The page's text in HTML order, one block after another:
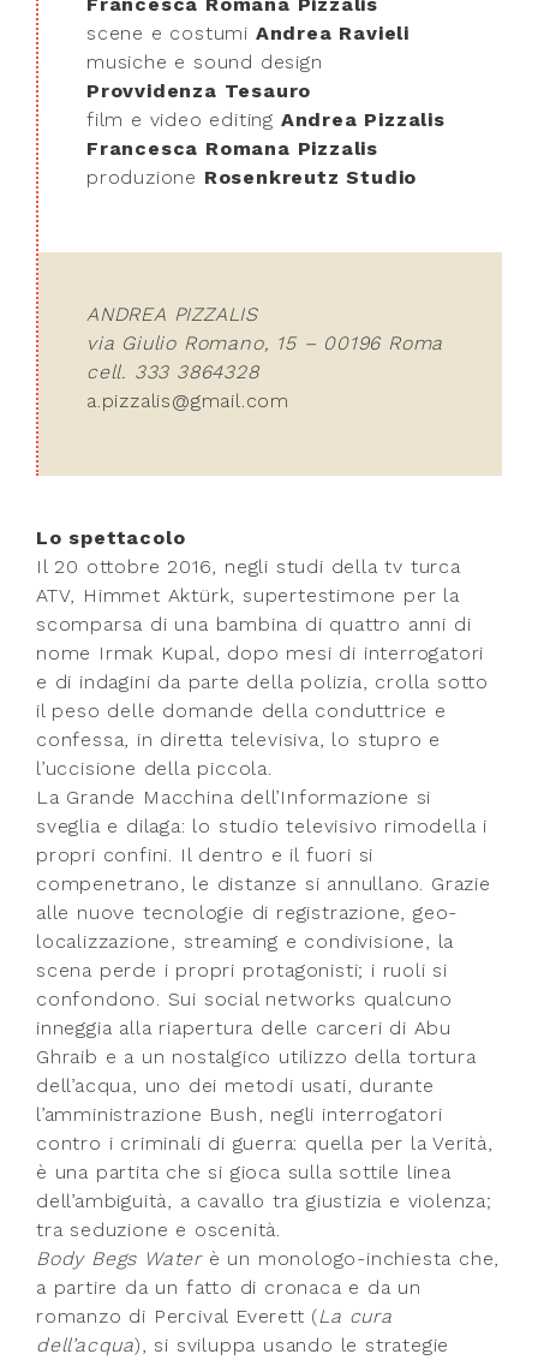
scene e costumi Andrea Ravieli
musiche e sound design
Provvidenza Tesauro
film e video editing Andrea Pizzalis
Francesca Romana Pizzalis
produzione Rosenkreutz Studio
ANDREA PIZZALIS
via Giulio Romano, 15 – 00196 Roma
cell. 333 3864328
a.pizzalis@gmail.com
Lo spettacolo
Il 20 ottobre 2016, negli studi della tv turca
ATV, Himmet Aktürk, supertestimone per la
scomparsa di una bambina di quattro anni di
nome Irmak Kupal, dopo mesi di interrogatori
e di indagini da parte della polizia, crolla sotto
il peso delle domande della conduttrice e
confessa, in diretta televisiva, lo stupro e
l’uccisione della piccola.
La Grande Macchina dell’Informazione si
sveglia e dilaga: lo studio televisivo rimodella i
propri confini. Il dentro e il fuori si
compenetrano, le distanze si annullano. Grazie
alle nuove tecnologie di registrazione, geo-
localizzazione, streaming e condivisione, la
scena perde i propri protagonisti; i ruoli si
confondono. Sui social networks qualcuno
inneggia alla riapertura delle carceri di Abu
Ghraib e a un nostalgico utilizzo della tortura
dell’acqua, uno dei metodi usati, durante
l’amministrazione Bush, negli interrogatori
contro i criminali di guerra: quella per la Verità,
è una partita che si gioca sulla sottile linea
dell’ambiguità, a cavallo tra giustizia e violenza;
tra seduzione e oscenità.
Body Begs Waterè un monologo-inchiesta che,
a partire da un fatto di cronaca e da un
romanzo di Percival Everett (La cura
dell’acqua), si sviluppa usando le strategie